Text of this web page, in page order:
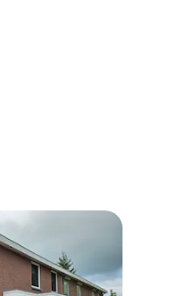
s oznakom „Odabrali gosti”